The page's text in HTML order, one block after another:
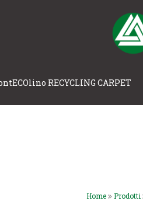
RECYCLING CARPET
Home Prodotti